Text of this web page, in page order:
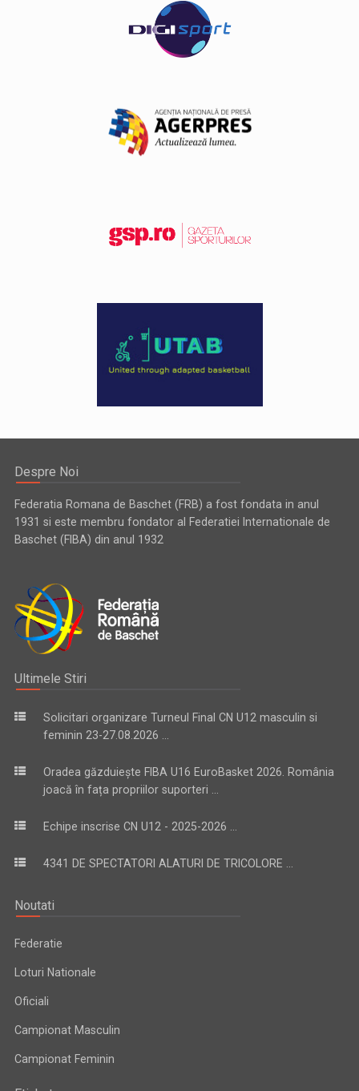
Despre Noi
Federatia Romana de Baschet (FRB) a fost fondata in anul
1931 si este membru fondator al Federatiei Internationale de
Baschet (FIBA) din anul 1932
Ultimele Stiri
Solicitari organizare Turneul Final CN U12 masculin si
feminin 23-27.08.2026 ...
Oradea găzduiește FIBA U16 EuroBasket 2026. România
joacă în fața propriilor suporteri ...
Echipe inscrise CN U12 - 2025-2026 ...
4341 DE SPECTATORI ALATURI DE TRICOLORE ...
Noutati
Federatie
Loturi Nationale
Oficiali
Campionat Masculin
Campionat Feminin